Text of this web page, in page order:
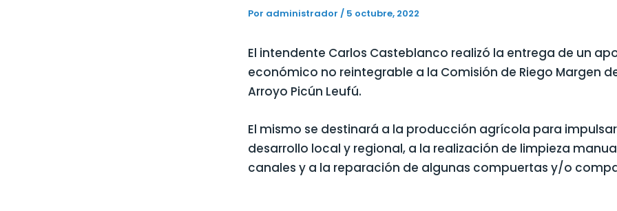
Por administrador / 5 octubre, 2022
El intendente Carlos Casteblanco realizó la entrega de un
económico no reintegrable a la Comisión de Riego Margen
Arroyo Picún Leufú.
El mismo se destinará a la producción agrícola para
desarrollo local y regional, a la realización de limpieza
canales y a la reparación de algunas compuertas y/o